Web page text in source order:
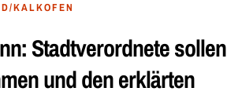
KALKOFEN
Stadtverordnete sollen
und den erklärten